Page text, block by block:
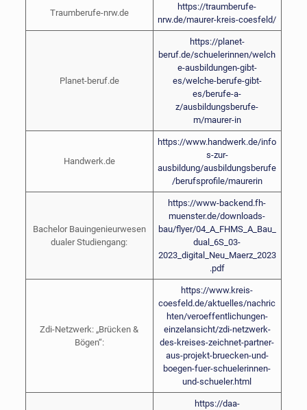
Traumberufe-nrw.de
https://traumberufe-
nrw.de/maurer-kreis-coesfeld/
Planet-beruf.de
https://planet-
beruf.de/schuelerinnen/welch
e-ausbildungen-gibt-
es/welche-berufe-gibt-
es/berufe-a-
z/ausbildungsberufe-
m/maurer-in
Handwerk.de
https://www.handwerk.de/info
s-zur-
ausbildung/ausbildungsberufe
/berufsprofile/maurerin
Bachelor Bauingenieurwesen
dualer Studiengang:
https://www-backend.fh-
muenster.de/downloads-
bau/flyer/04_A_FHMS_A_Bau_
dual_6S_03-
2023_digital_Neu_Maerz_2023
.pdf
Zdi-Netzwerk: „Brücken &
Bögen“:
https://www.kreis-
coesfeld.de/aktuelles/nachric
hten/veroeffentlichungen-
einzelansicht/zdi-netzwerk-
des-kreises-zeichnet-partner-
aus-projekt-bruecken-und-
boegen-fuer-schuelerinnen-
und-schueler.html
https://daa-